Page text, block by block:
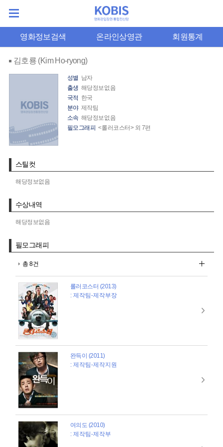
영화정보검색 온라인상영관 회원통계
김호룡 (Kim Ho-ryong)
성별 남자
출생 해당정보없음
국적 한국
분야 제작팀
소속 해당정보없음
필모그래피 <롤러코스터> 외 7편
스틸컷
해당정보없음
수상내역
해당정보없음
필모그래피
총 8건
롤러코스터 (2013)
: 제작팀-제작부장
완득이 (2011)
: 제작팀-제작지원
여의도 (2010)
: 제작팀-제작부